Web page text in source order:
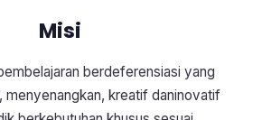
Misi
berdeferensiasi yang
menyenangkan, kreatif daninovatif